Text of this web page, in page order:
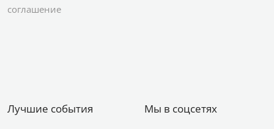
соглашение
Лучшие события Мы в соцсетях